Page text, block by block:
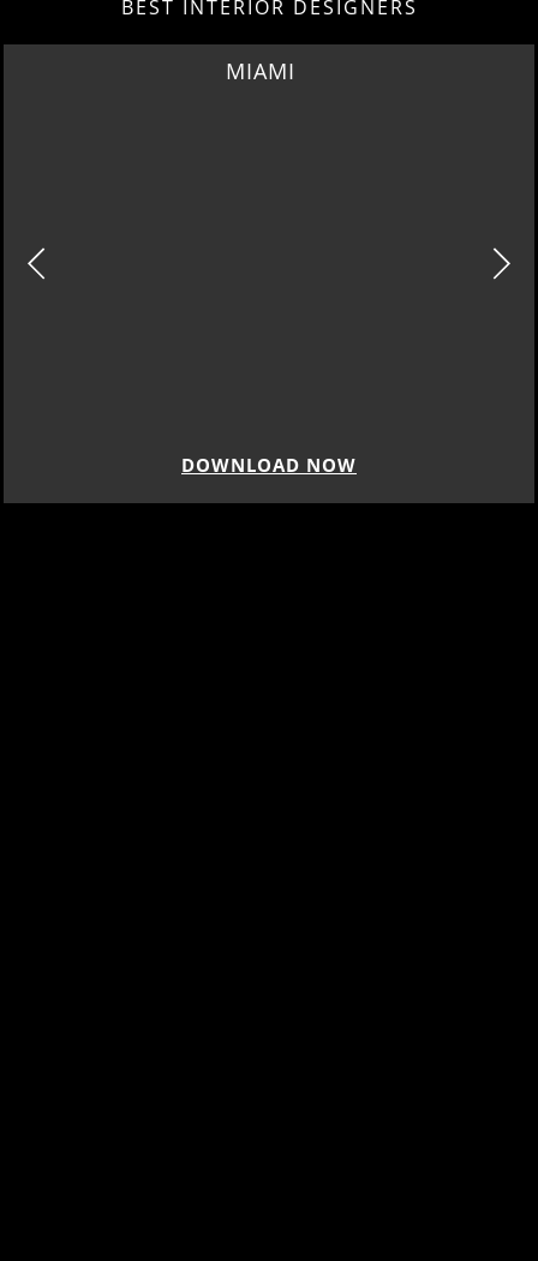
BEST INTERIOR DESIGNERS
MIAMI
DOWNLOAD NOW